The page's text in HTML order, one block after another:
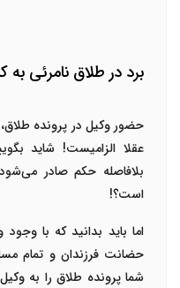
برد در طلاق نامرئی
حضور وکیل در پرونده
عقلا الزامیست! شاید
بلافاصله حکم صادر
است؟!
اما باید بدانید که با
حضانت فرزندان و تمام
شما پرونده طلاق را به